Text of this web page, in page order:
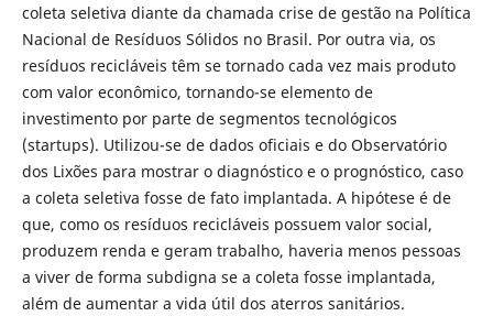
coleta seletiva diante da chamada crise de gestão na Política
Nacional de Resíduos Sólidos no Brasil. Por outra via, os
resíduos recicláveis têm se tornado cada vez mais produto
com valor econômico, tornando-se elemento de
investimento por parte de segmentos tecnológicos
(startups). Utilizou-se de dados oficiais e do Observatório
dos Lixões para mostrar o diagnóstico e o prognóstico, caso
a coleta seletiva fosse de fato implantada. A hipótese é de
que, como os resíduos recicláveis possuem valor social,
produzem renda e geram trabalho, haveria menos pessoas
a viver de forma subdigna se a coleta fosse implantada,
além de aumentar a vida útil dos aterros sanitários.